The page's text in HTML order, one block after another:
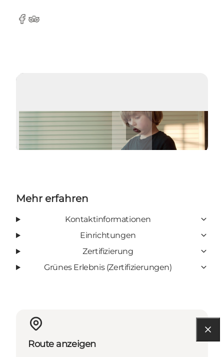
Facebook
Tripadvisor
Video abspielen
Mehr erfahren
Kontaktinformationen
Einrichtungen
Zertifizierung
Grünes Erlebnis (Zertifizierungen)
Route anzeigen